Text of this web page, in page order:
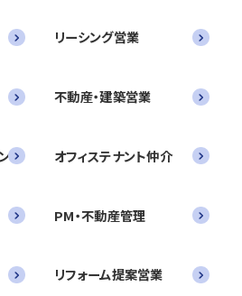
リーシング営業
不動産・建築営業
オフィステナント仲介
PM・不動産管理
リフォーム提案営業